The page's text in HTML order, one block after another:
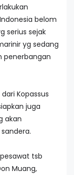
belom
serius sejak
yg sedang
penerbangan
Kopassus
juga
akan
tsb
Muang,